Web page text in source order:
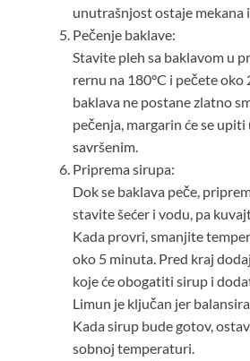
unutrašnjost ostaje mekana
Pečenje baklave:
Stavite pleh sa baklavom u
rernu na 180°C i pečete
baklava ne postane zlatno
pečenja, margarin će se upiti
savršenim.
Priprema sirupa:
Dok se baklava peče,
stavite šećer i vodu, pa
Kada provri, smanjite
oko 5 minuta. Pred kraj
koje će obogatiti sirup i
Limun je ključan jer
Kada sirup bude gotov,
sobnoj temperaturi.